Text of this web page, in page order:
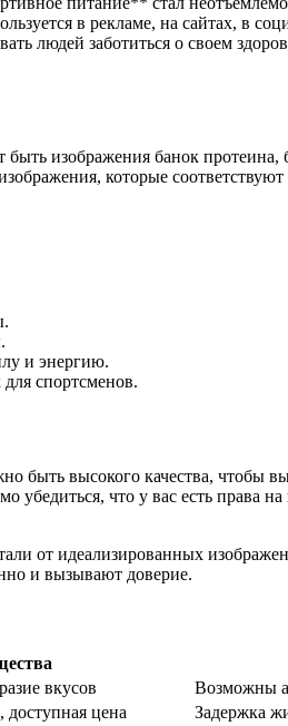
в рекламе, на сайтах, в
людей заботиться о своем
изображения банок
которые
и энергию.
спортсменов.
высокого качества, чтобы
что у вас есть права
от идеализированных
и вызывают доверие.
вкусов
Возможны
доступная цена
Задержка